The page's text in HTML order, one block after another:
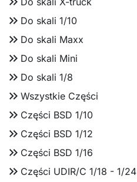
keyboard_double_arrow_right Do skali 1/10
keyboard_double_arrow_right Do skali Maxx
keyboard_double_arrow_right Do skali Mini
keyboard_double_arrow_right Do skali 1/8
keyboard_double_arrow_right Wszystkie Części
keyboard_double_arrow_right Części BSD 1/10
keyboard_double_arrow_right Części BSD 1/12
keyboard_double_arrow_right Części BSD 1/16
keyboard_double_arrow_right Części UDIR/C 1/18 - 1/24